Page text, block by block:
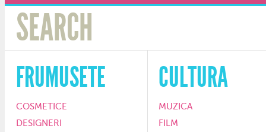
FRUMUSETE
COSMETICE
DESIGNERI
CULTURA
MUZICA
FILM